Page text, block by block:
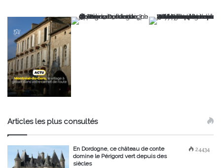
Articles les plus consultés
24434
En Dordogne, ce château de conte
domine le Périgord vert depuis des
siècles